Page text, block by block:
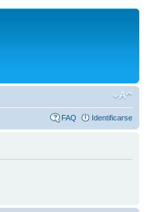
FAQ Identificarse